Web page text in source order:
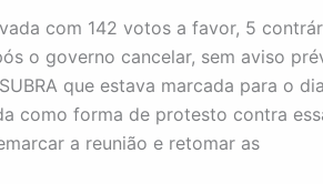
com 142 votos a favor, 5
o governo cancelar, sem aviso
que estava marcada para o
como forma de protesto contra
a reunião e retomar as